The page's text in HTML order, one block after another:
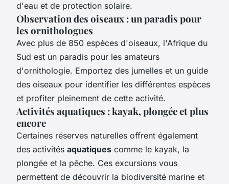
d'eau et de protection solaire.
Observation des oiseaux : un paradis pour
les ornithologues
Avec plus de 850 espèces d'oiseaux, l'Afrique du
Sud est un paradis pour les amateurs
d'ornithologie. Emportez des jumelles et un guide
des oiseaux pour identifier les différentes espèces
et profiter pleinement de cette activité.
Activités aquatiques : kayak, plongée et plus
encore
Certaines réserves naturelles offrent également
des activités aquatiques comme le kayak, la
plongée et la pêche. Ces excursions vous
permettent de découvrir la biodiversité marine et